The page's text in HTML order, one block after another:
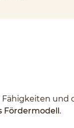
und
Fördermodell.